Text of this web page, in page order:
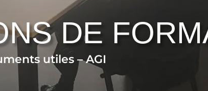
DE
utiles – AGI